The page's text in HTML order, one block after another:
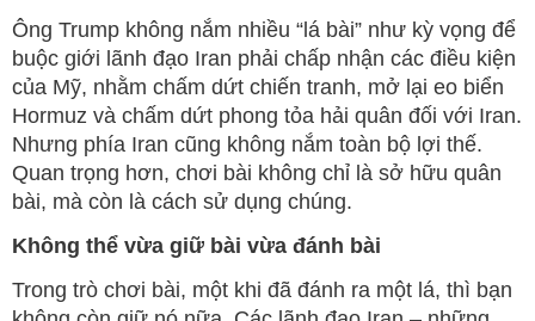
Ông Trump không nắm nhiều “lá bài” như kỳ vọng để
buộc giới lãnh đạo Iran phải chấp nhận các điều kiện
của Mỹ, nhằm chấm dứt chiến tranh, mở lại eo biển
Hormuz và chấm dứt phong tỏa hải quân đối với Iran.
Nhưng phía Iran cũng không nắm toàn bộ lợi thế.
Quan trọng hơn, chơi bài không chỉ là sở hữu quân
bài, mà còn là cách sử dụng chúng.
Không thể vừa giữ bài vừa đánh bài
Trong trò chơi bài, một khi đã đánh ra một lá, thì bạn